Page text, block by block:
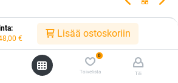
€ Lisää ostoskoriin
0
Toivelista Tili
BESTDRIVE
EVC
Continental. Uusi seos, viimeistelty kuvio ja